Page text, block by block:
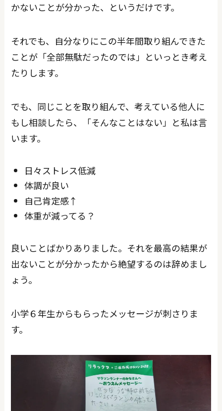
かないことが分かった、というだけです。
それでも、自分なりにこの半年間取り組んできた
ことが「全部無駄だったのでは」といっとき考え
たりします。
でも、同じことを取り組んで、考えている他人に
もし相談したら、「そんなことはない」と私は言
います。
日々ストレス低減
体調が良い
自己肯定感↑
体重が減ってる？
良いことばかりありました。それを最高の結果が
出ないことが分かったから絶望するのは辞めまし
ょう。
小学６年生からもらったメッセージが刺さりま
す。